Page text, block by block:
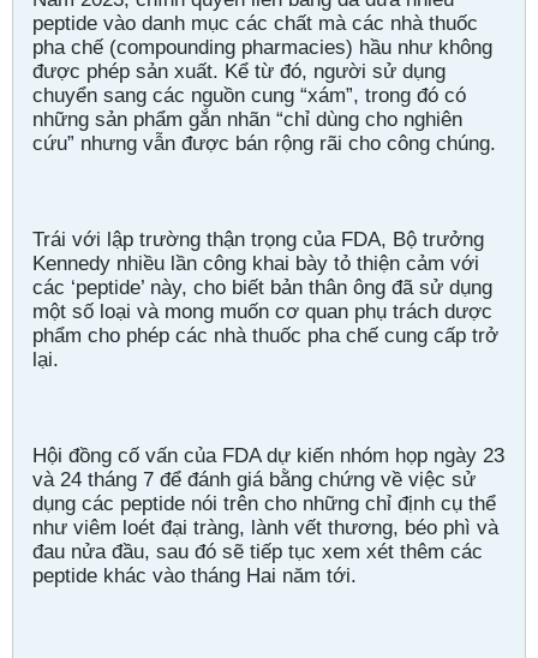
peptide vào danh mục các chất mà các nhà thuốc
pha chế (compounding pharmacies) hầu như không
được phép sản xuất. Kể từ đó, người sử dụng
chuyển sang các nguồn cung “xám”, trong đó có
những sản phẩm gắn nhãn “chỉ dùng cho nghiên
cứu” nhưng vẫn được bán rộng rãi cho công chúng.
Trái với lập trường thận trọng của FDA, Bộ trưởng
Kennedy nhiều lần công khai bày tỏ thiện cảm với
các ‘peptide’ này, cho biết bản thân ông đã sử dụng
một số loại và mong muốn cơ quan phụ trách dược
phẩm cho phép các nhà thuốc pha chế cung cấp trở
lại.
Hội đồng cố vấn của FDA dự kiến nhóm họp ngày 23
và 24 tháng 7 để đánh giá bằng chứng về việc sử
dụng các peptide nói trên cho những chỉ định cụ thể
như viêm loét đại tràng, lành vết thương, béo phì và
đau nửa đầu, sau đó sẽ tiếp tục xem xét thêm các
peptide khác vào tháng Hai năm tới.